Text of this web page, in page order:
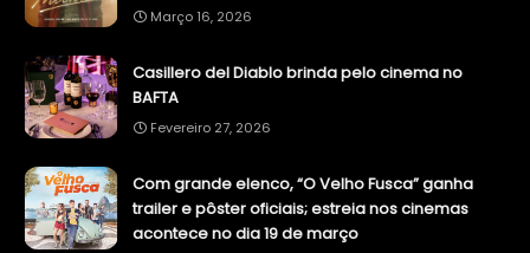
Março 16, 2026
Casillero del Diablo brinda pelo cinema no
BAFTA
Fevereiro 27, 2026
Com grande elenco, “O Velho Fusca” ganha
trailer e pôster oficiais; estreia nos cinemas
acontece no dia 19 de março